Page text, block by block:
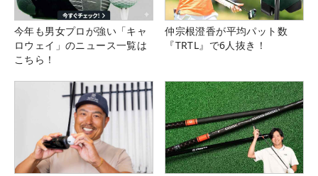
今年も男女プロが強い「キャ
ロウェイ」のニュース一覧は
こちら！
仲宗根澄香が平均パット数
『TRTL』で6人抜き！